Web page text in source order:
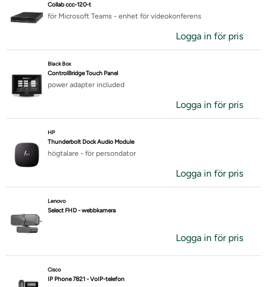
Collab ccc-120-t
för Microsoft Teams - enhet för videokonferens
Logga in för pris
Black Box
ControlBridge Touch Panel
power adapter included
Logga in för pris
HP
Thunderbolt Dock Audio Module
högtalare - för persondator
Logga in för pris
Lenovo
Select FHD - webbkamera
Logga in för pris
Cisco
IP Phone 7821 - VoIP-telefon